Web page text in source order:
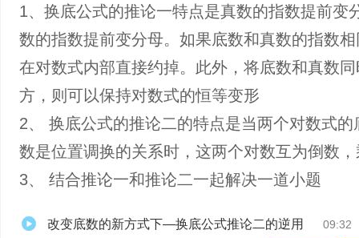
1、换底公式的推论一特点是真数的指数提前变
数的指数提前变分母。如果底数和真数的指数
在对数式内部直接约掉。此外，将底数和真数同
方，则可以保持对数式的恒等变形
2、 换底公式的推论二的特点是当两个对数式的
数是位置调换的关系时，这两个对数互为倒数
3、 结合推论一和推论二一起解决一道小题
改变底数的新方式下—换底公式推论二的逆用 09:32